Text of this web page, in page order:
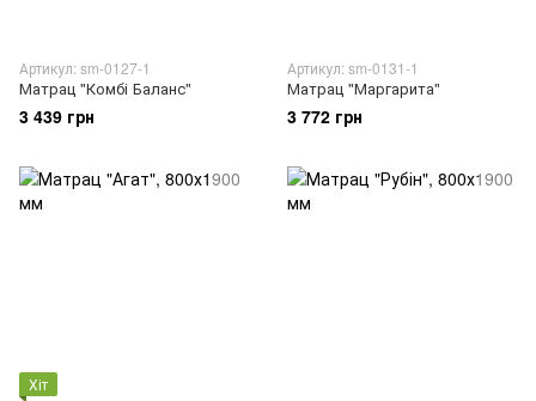
Артикул: sm-0127-1
Матрац "Комбі Баланс"
3 439 грн
Артикул: sm-0131-1
Матрац "Маргарита"
3 772 грн
Хіт